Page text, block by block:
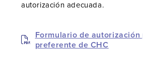
autorización adecuada.
Formulario de autorización
preferente de CHC